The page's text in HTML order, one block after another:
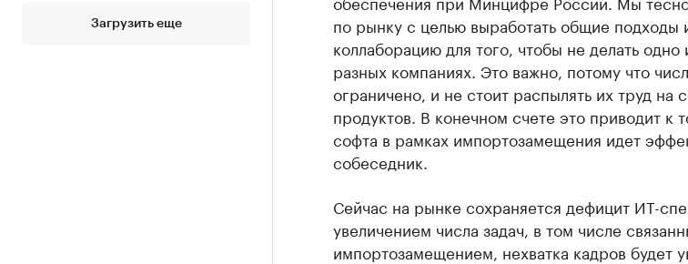
Загрузить еще
по рынку с целью выработать общие подходы
коллаборацию для того, чтобы не делать
разных компаниях. Это важно, потому что
ограничено, и не стоит распылять их труд на
продуктов. В конечном счете это приводит к
софта в рамках импортозамещения идет
собеседник.
Сейчас на рынке сохраняется дефицит ИТ-
увеличением числа задач, в том числе
импортозамещением, нехватка кадров будет